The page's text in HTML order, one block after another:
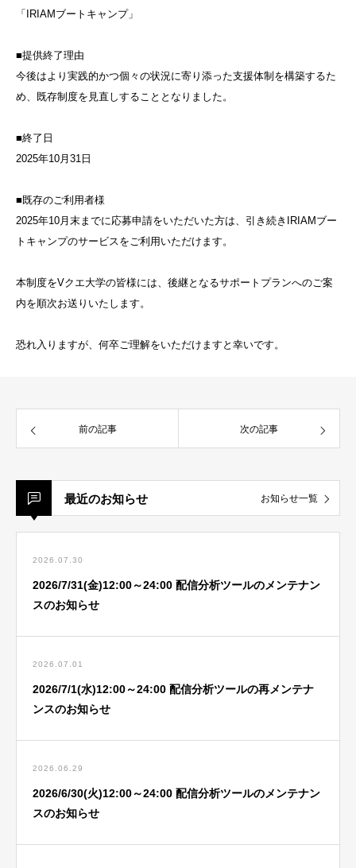
「IRIAMブートキャンプ」
■提供終了理由
今後はより実践的かつ個々の状況に寄り添った支援体制を構築するた
め、既存制度を見直しすることとなりました。
■終了日
2025年10月31日
■既存のご利用者様
2025年10月末までに応募申請をいただいた方は、引き続きIRIAMブー
トキャンプのサービスをご利用いただけます。
本制度をVクエ大学の皆様には、後継となるサポートプランへのご案
内を順次お送りいたします。
恐れ入りますが、何卒ご理解をいただけますと幸いです。
前の記事 次の記事
最近のお知らせ お知らせ一覧
2026.07.30
2026/7/31(金)12:00～24:00 配信分析ツールのメンテナン
スのお知らせ
2026.07.01
2026/7/1(水)12:00～24:00 配信分析ツールの再メンテナ
ンスのお知らせ
2026.06.29
2026/6/30(火)12:00～24:00 配信分析ツールのメンテナン
スのお知らせ